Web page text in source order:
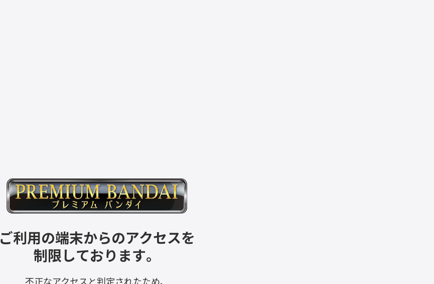
ご利用の端末からのアクセスを
制限しております。
不正なアクセスと判定されたため、